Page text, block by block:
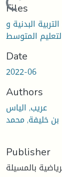
Files
البدنية و
Date
2022-06
Authors
عريب, الياس
بن خليفة, محمد
Publisher
بالمسيلة